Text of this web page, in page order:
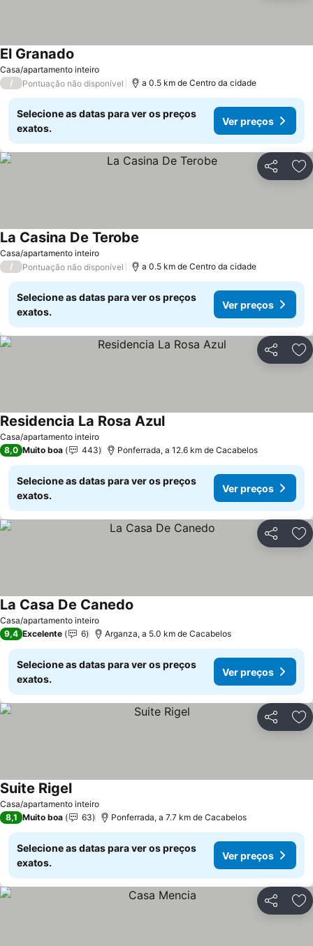
Casa/apartamento inteiro
El Granado
/ Pontuação não disponível a 0.5 km de Centro da cidade
Selecione as datas para ver os preços
exatos.
Ver preços
Partilhar
Casa/apartamento inteiro
La Casina De Terobe
/ Pontuação não disponível a 0.5 km de Centro da cidade
Selecione as datas para ver os preços
exatos.
Ver preços
Partilhar
Casa/apartamento inteiro
Residencia La Rosa AzulVer preços
8,0 Muito boa 443 Ponferrada, a 12.6 km de Cacabelos
Selecione as datas para ver os preços
exatos.
Ver preços
Partilhar
Casa/apartamento inteiro
La Casa De Canedo
9,4 Excelente 6 Arganza, a 5.0 km de Cacabelos
Selecione as datas para ver os preços
exatos.
Ver preços
Partilhar
Casa/apartamento inteiro
Suite RigelVer preços
8,1 Muito boa 63 Ponferrada, a 7.7 km de Cacabelos
Selecione as datas para ver os preços
exatos.
Ver preços
Partilhar